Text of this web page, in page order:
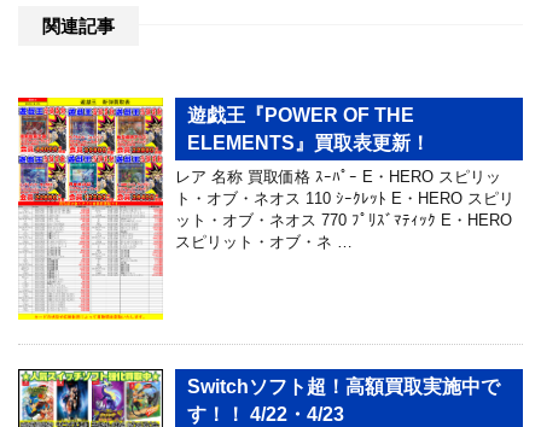
関連記事
遊戯王『POWER OF THE
ELEMENTS』買取表更新！
レア 名称 買取価格 ｽｰﾊﾟｰ E・HERO スピリッ
ト・オブ・ネオス 110 ｼｰｸﾚｯﾄ E・HERO スピリ
ット・オブ・ネオス 770 ﾌﾟﾘｽﾞﾏﾃｨｯｸ E・HERO
スピリット・オブ・ネ …
Switchソフト超！高額買取実施中で
す！！ 4/22・4/23